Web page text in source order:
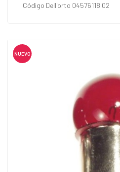
Código Dell'orto 04576118 02
NUEVO